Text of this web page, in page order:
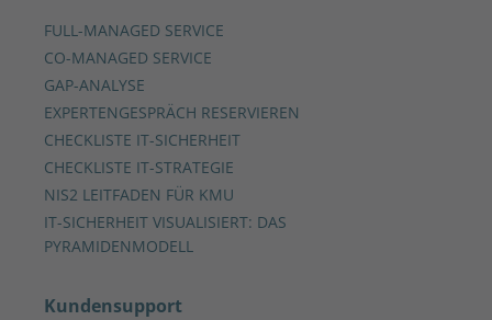
FULL-MANAGED SERVICE
CO-MANAGED SERVICE
GAP-ANALYSE
EXPERTENGESPRÄCH RESERVIEREN
CHECKLISTE IT-SICHERHEIT
CHECKLISTE IT-STRATEGIE
NIS2 LEITFADEN FÜR KMU
IT-SICHERHEIT VISUALISIERT: DAS
PYRAMIDENMODELL
Kundensupport